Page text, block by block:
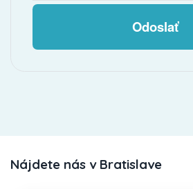
Odoslať
Nájdete nás v Bratislave